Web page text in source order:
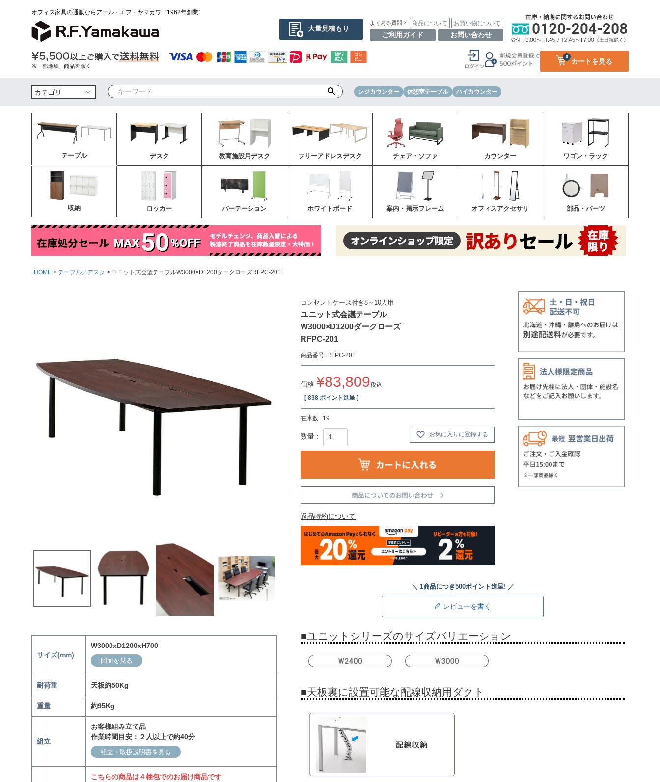
オフィス家具の通販ならアール・エフ・ヤマカワ［1962年創業］
大量見積もり
よくある質問 商品について お買い物について
ご利用ガイド お問い合わせ
カートを見る
0
検索 レジカウンター 休憩室テーブル ハイカウンター
テーブル デスク 教育施設用デスク フリーアドレスデスク チェア・ソファ カウンター ワゴン・ラック
収納 ロッカー パーテーション ホワイトボード 案内・掲示フレーム オフィスアクセサリ 部品・パーツ
HOME テーブル／デスク ユニット式会議テーブルW3000×D1200ダークローズRFPC-201
サイズ(mm)
W3000xD1200xH700
図面を見る
耐荷重 天板約50Kg
重量 約95Kg
組立
お客様組み立て品
作業時間目安：２人以上で約40分
組立・取扱説明書を見る
こちらの商品は４梱包でのお届け商品です
コンセントケース付き8～10人用
ユニット式会議テーブル
W3000×D1200ダークローズ
RFPC-201
商品番号 RFPC-201
価格 ¥83,809税込
[ 838 ポイント進呈 ]
在庫数 19
お気に入りに登録する
返品特約について
レビューを書く
■ユニットシリーズのサイズバリエーション
■天板裏に設置可能な配線収納用ダクト